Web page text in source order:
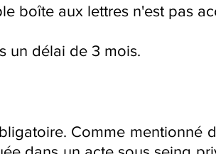
boîte aux lettres n'est pas
un délai de 3 mois.
Comme mentionné